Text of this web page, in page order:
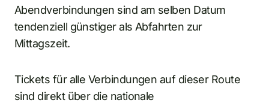
Abendverbindungen sind am selben Datum
tendenziell günstiger als Abfahrten zur
Mittagszeit.
Tickets für alle Verbindungen auf dieser Route
sind direkt über die nationale